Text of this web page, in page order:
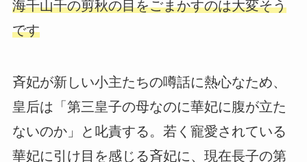
海千山千の剪秋の目をごまかすのは大変そう
です
斉妃が新しい小主たちの噂話に熱心なため、
皇后は「第三皇子の母なのに華妃に腹が立た
ないのか」と叱責する。若く寵愛されている
華妃に引け目を感じる斉妃に、現在長子の第